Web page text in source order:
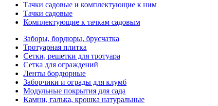
Тачки садовые и комплектующие к ним
Тачки садовые
Комплектующие к тачкам садовым
Заборы, бордюры, брусчатка
Тротуарная плитка
Сетки, решетки для тротуара
Сетка для ограждений
Ленты бордюрные
Заборчики и ограды для клумб
Модульные покрытия для сада
Камни, галька, крошка натуральные